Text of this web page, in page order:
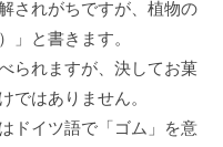
されがちですが、植物の
」と書きます。
られますが、決してお菓
ではありません。
ドイツ語で「ゴム」を意